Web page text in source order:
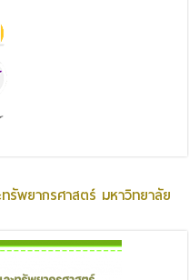
รัพยากรศาสตร์ มหาวิทยาลัย